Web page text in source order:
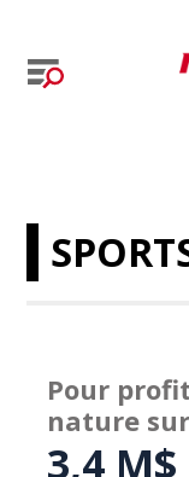
Pour
nature
3,4